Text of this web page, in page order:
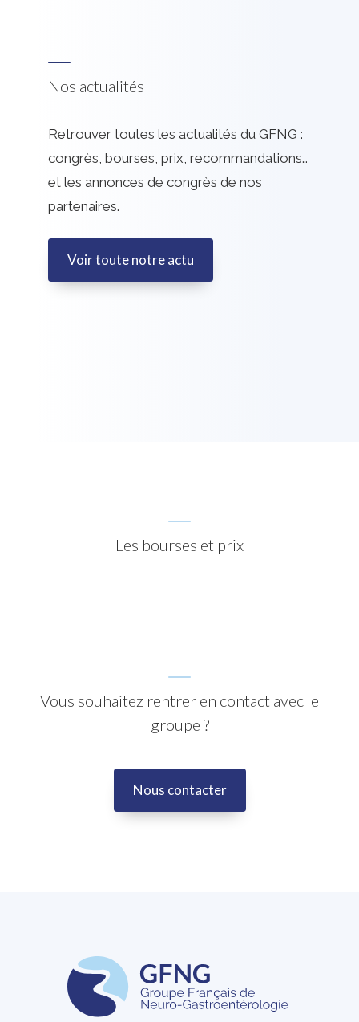
Nos actualités
Retrouver toutes les actualités du GFNG :
congrès, bourses, prix, recommandations…
et les annonces de congrès de nos
partenaires.
Voir toute notre actu
Les bourses et prix
Vous souhaitez rentrer en contact avec le
groupe ?
Nous contacter